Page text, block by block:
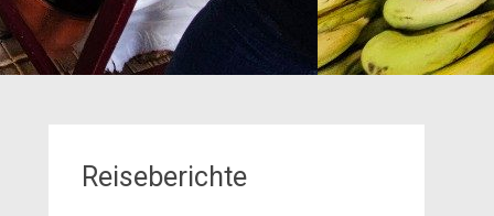
Reiseberichte